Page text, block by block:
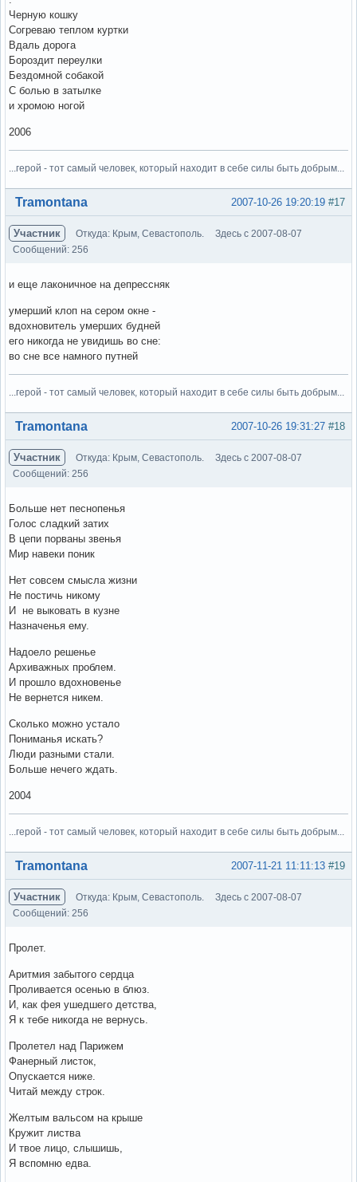
Черную кошку
Согреваю теплом куртки
Вдаль дорога
Бороздит переулки
Бездомной собакой
С болью в затылке
и хромою ногой
2006
...герой - тот самый человек, который находит в себе силы быть добрым...
Вне форума #17
2007-10-26 19:20:19
Tramontana
Участник Откуда: Крым, Севастополь.
Здесь с 2007-08-07
Сообщений: 256
и еще лаконичное на депрессняк
умерший клоп на сером окне -
вдохновитель умерших будней
его никогда не увидишь во сне:
во сне все намного путней
...герой - тот самый человек, который находит в себе силы быть добрым...
Вне форума #18
2007-10-26 19:31:27
Tramontana
Участник Откуда: Крым, Севастополь.
Здесь с 2007-08-07
Сообщений: 256
Больше нет песнопенья
Голос сладкий затих
В цепи порваны звенья
Мир навеки поник
Нет совсем смысла жизни
Не постичь никому
И не выковать в кузне
Назначенья ему.
Надоело решенье
Архиважных проблем.
И прошло вдохновенье
Не вернется никем.
Сколько можно устало
Пониманья искать?
Люди разными стали.
Больше нечего ждать.
2004
...герой - тот самый человек, который находит в себе силы быть добрым...
Вне форума #19
2007-11-21 11:11:13
Tramontana
Участник Откуда: Крым, Севастополь.
Здесь с 2007-08-07
Сообщений: 256
Пролет.
Аритмия забытого сердца
Проливается осенью в блюз.
И, как фея ушедшего детства,
Я к тебе никогда не вернусь.
Пролетел над Парижем
Фанерный листок,
Опускается ниже.
Читай между строк.
Желтым вальсом на крыше
Кружит листва
И твое лицо, слышишь,
Я вспомню едва.